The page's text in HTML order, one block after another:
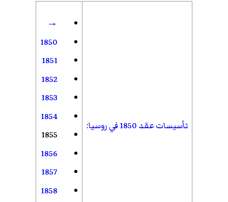
تأسيسات عقد 1850 في روسيا :
→
1850
1851
1852
1853
1854
1855
1856
1857
1858